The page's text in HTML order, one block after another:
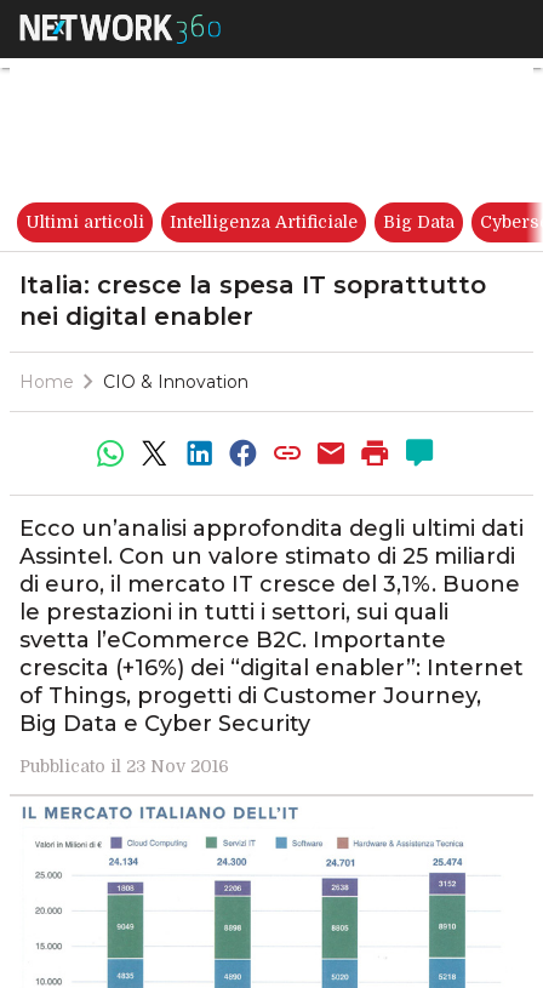
Italia: cresce la spesa IT
Ultimi articoli Intelligenza Artificiale Big Data
Italia: cresce la spesa IT soprattutto
nei digital enabler
Home CIO & Innovation
Ecco un’analisi approfondita degli ultimi dati
Assintel. Con un valore stimato di 25 miliardi
di euro, il mercato IT cresce del 3,1%. Buone
le prestazioni in tutti i settori, sui quali
svetta l’eCommerce B2C. Importante
crescita (+16%) dei “digital enabler”: Internet
of Things, progetti di Customer Journey,
Big Data e Cyber Security
Pubblicato il 23 Nov 2016